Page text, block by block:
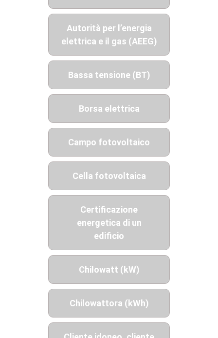
Autorità per l’energia
elettrica e il gas (AEEG)
Bassa tensione (BT)
Borsa elettrica
Campo fotovoltaico
Cella fotovoltaica
Certificazione
energetica di un
edificio
Chilowatt (kW)
Chilowattora (kWh)